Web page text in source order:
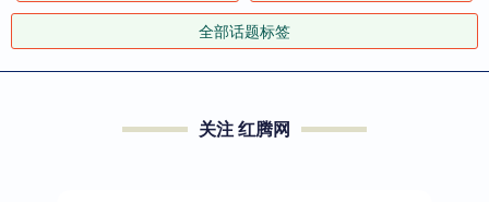
全部话题标签
关注 红腾网